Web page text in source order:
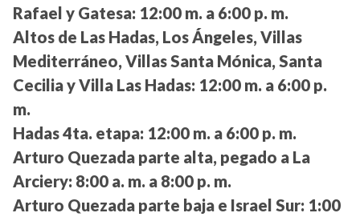
Rafael y Gatesa: 12:00 m. a 6:00 p. m.
Altos de Las Hadas, Los Ángeles, Villas
Mediterráneo, Villas Santa Mónica, Santa
Cecilia y Villa Las Hadas: 12:00 m. a 6:00 p.
m.
Hadas 4ta. etapa: 12:00 m. a 6:00 p. m.
Arturo Quezada parte alta, pegado a La
Arciery: 8:00 a. m. a 8:00 p. m.
Arturo Quezada parte baja e Israel Sur: 1:00